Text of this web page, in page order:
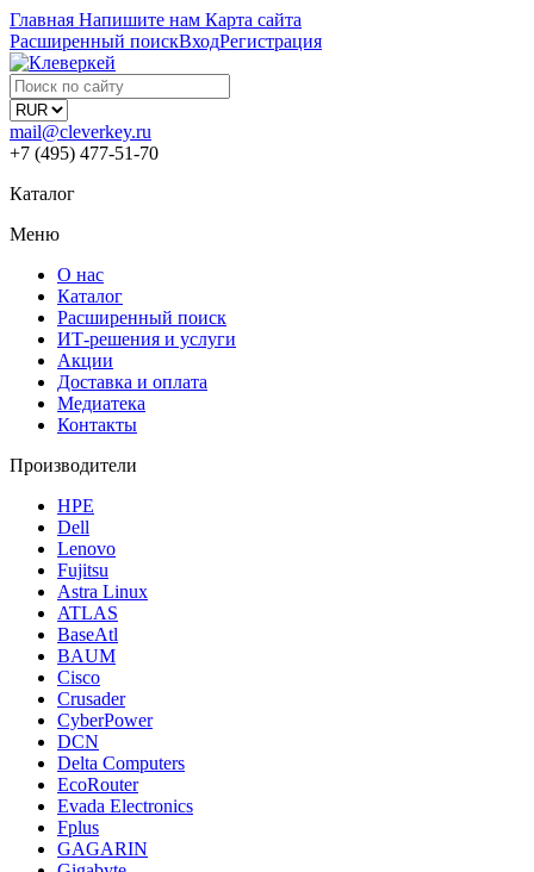
Главная Напишите нам Карта сайта
Расширенный поискВходРегистрация
mail@cleverkey.ru
+7 (495) 477-51-70
Каталог
Меню
О нас
Каталог
Расширенный поиск
ИТ-решения и услуги
Акции
Доставка и оплата
Медиатека
Контакты
Производители
HPE
Dell
Lenovo
Fujitsu
Astra Linux
ATLAS
BaseAtl
BAUM
Cisco
Crusader
CyberPower
DCN
Delta Computers
EcoRouter
Evada Electronics
Fplus
GAGARIN